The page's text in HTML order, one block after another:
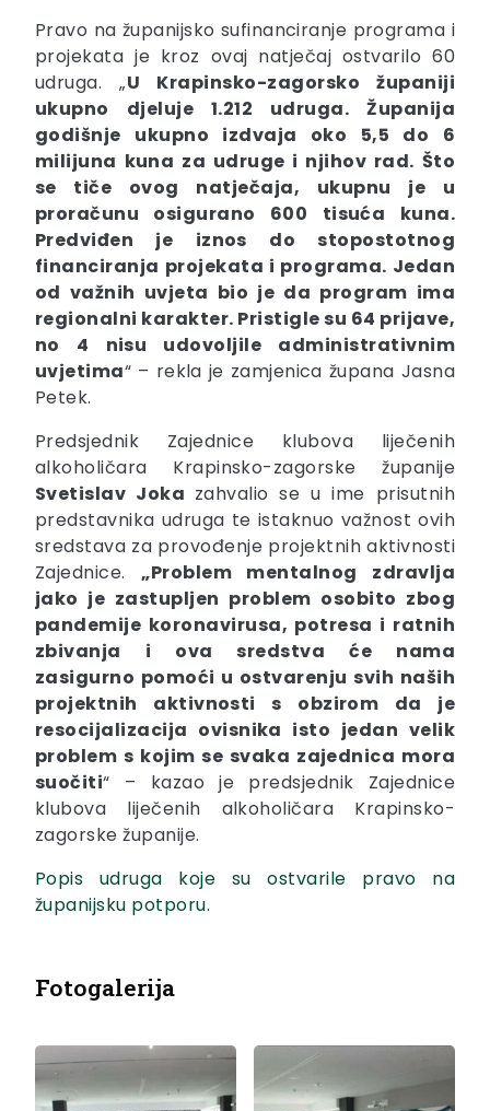
Pravo na županijsko sufinanciranje programa i
projekata je kroz ovaj natječaj ostvarilo 60
udruga. „U Krapinsko-zagorsko županiji
ukupno djeluje 1.212 udruga. Županija
godišnje ukupno izdvaja oko 5,5 do 6
milijuna kuna za udruge i njihov rad. Što
se tiče ovog natječaja, ukupnu je u
proračunu osigurano 600 tisuća kuna.
Predviđen je iznos do stopostotnog
financiranja projekata i programa. Jedan
od važnih uvjeta bio je da program ima
regionalni karakter. Pristigle su 64 prijave,
no 4 nisu udovoljile administrativnim
uvjetima“ – rekla je zamjenica župana Jasna
Petek.
Predsjednik Zajednice klubova liječenih
alkoholičara Krapinsko-zagorske županije
Svetislav Joka zahvalio se u ime prisutnih
predstavnika udruga te istaknuo važnost ovih
sredstava za provođenje projektnih aktivnosti
Zajednice. „Problem mentalnog zdravlja
jako je zastupljen problem osobito zbog
pandemije koronavirusa, potresa i ratnih
zbivanja i ova sredstva će nama
zasigurno pomoći u ostvarenju svih naših
projektnih aktivnosti s obzirom da je
resocijalizacija ovisnika isto jedan velik
problem s kojim se svaka zajednica mora
suočiti“ – kazao je predsjednik Zajednice
klubova liječenih alkoholičara Krapinsko-
zagorske županije.
Popis udruga koje su ostvarile pravo na
županijsku potporu.
Fotogalerija